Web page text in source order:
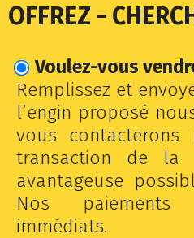
OFFREZ -
Voulez-vous
Remplissez et
l’engin proposé
vous
transaction de la
avantageuse
Nos
immédiats.